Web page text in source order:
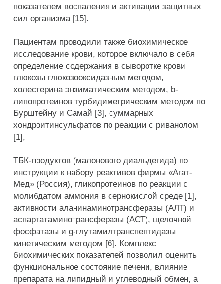
показателем воспаления и активации защитных
сил организма [15].
Пациентам проводили также биохимическое
исследование крови, которое включало в себя
определение содержания в сыворотке крови
глюкозы глюкозооксидазным методом,
холестерина энзиматическим методом, b-
липопротеинов турбидиметрическим методом по
Бурштейну и Самай [3], суммарных
хондроитинсульфатов по реакции с риванолом
[1],
ТБК-продуктов (малонового диальдегида) по
инструкции к набору реактивов фирмы «Агат-
Мед» (Россия), гликопротеинов по реакции с
молибдатом аммония в сернокислой среде [1],
активности аланинаминотрансферазы (АЛТ) и
аспартатаминотрансферазы (АСТ), щелочной
фосфатазы и g-глутамилтранспептидазы
кинетическим методом [6]. Комплекс
биохимических показателей позволил оценить
функциональное состояние печени, влияние
препарата на липидный и углеводный обмен, а